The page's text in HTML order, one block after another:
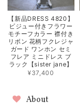
【新品DRESS 4820】
ビジュー付きフラワー
モチーフカラー 襟付き
リボン 花柄フクレジャ
ガード ワンホン セミ
フレア ミニドレス ブ
ラック【sister jane】
¥37,400
About